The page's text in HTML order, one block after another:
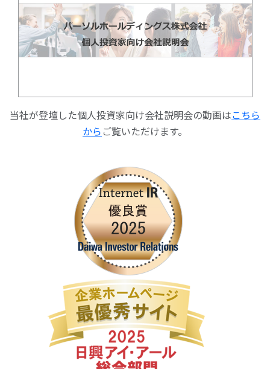
当社が登壇した個人投資家向け会社説明会の動画はこちら
から ご覧いただけます。